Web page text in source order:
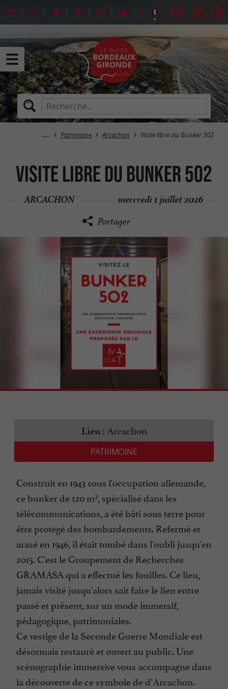
Patrimoine Arcachon Visite libre du Bunker 502
Visite libre du Bunker 502
ARCACHON mercredi 1 juillet 2026
Partager
Lieu : Arcachon
PATRIMOINE
Construit en 1943 sous l'occupation allemande,
ce bunker de 120 m², spécialisé dans les
télécommunications, a été bâti sous terre pour
être protégé des bombardements. Refermé et
arasé en 1946, il était tombé dans l'oubli jusqu'en
2015. C'est le Groupement de Recherches
GRAMASA qui a effectué les fouilles. Ce lieu,
jamais visité jusqu'alors sait faire le lien entre
passé et présent, sur un mode immersif,
pédagogique, patrimoniales.
Ce vestige de la Seconde Guerre Mondiale est
désormais restauré et ouvert au public. Une
scénographie immersive vous accompagne dans
la découverte de ce symbole de d’Arcachon.